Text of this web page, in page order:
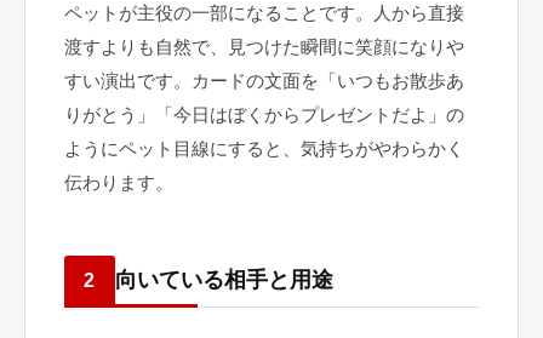
ペットが主役の一部になることです。人から直接
渡すよりも自然で、見つけた瞬間に笑顔になりや
すい演出です。カードの文面を「いつもお散歩あ
りがとう」「今日はぼくからプレゼントだよ」の
ようにペット目線にすると、気持ちがやわらかく
伝わります。
2 向いている相手と用途